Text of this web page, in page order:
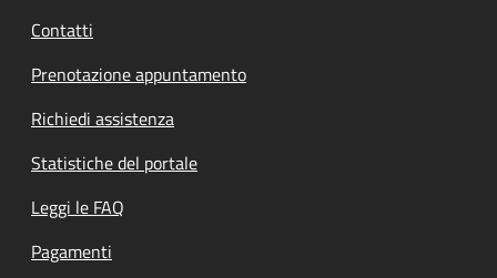
Contatti
Prenotazione appuntamento
Richiedi assistenza
Statistiche del portale
Leggi le FAQ
Pagamenti